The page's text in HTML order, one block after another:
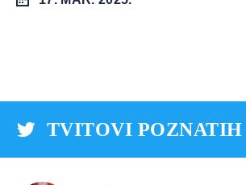
TVITOVI POZNATIH